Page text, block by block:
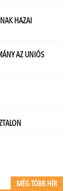
MÉG TÖBB HÍR